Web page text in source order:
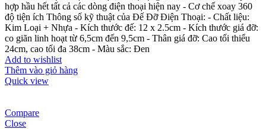
hợp hầu hết tất cả các dòng điện thoại hiện nay - Cơ chế xoay 360
độ tiện ích Thông số kỹ thuật của Đế Đỡ Điện Thoại: - Chất liệu:
Kim Loại + Nhựa - Kích thước đế: 12 x 2.5cm - Kích thước giá đỡ:
co giãn linh hoạt từ 6,5cm đến 9,5cm - Thân giá đỡ: Cao tối thiểu
24cm, cao tối đa 38cm - Màu sắc: Đen
Add to wishlist
Thêm vào giỏ hàng
Quick view
Compare
Close